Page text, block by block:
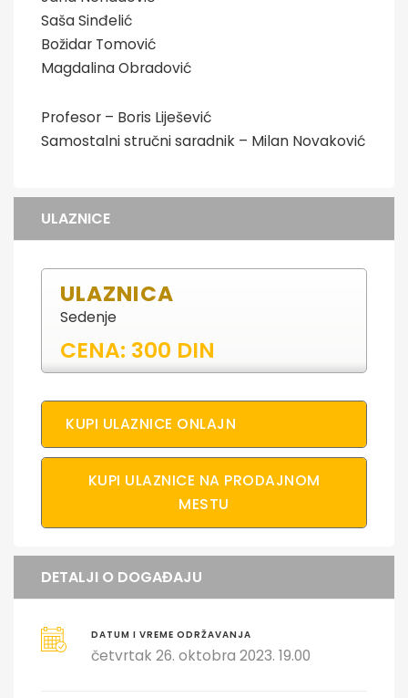
Saša Sinđelić
Božidar Tomović
Magdalina Obradović
Profesor – Boris Liješević
Samostalni stručni saradnik – Milan Novaković
ULAZNICE
ULAZNICA
Sedenje
CENA: 300 DIN
KUPI ULAZNICE ONLAJN
KUPI ULAZNICE NA PRODAJNOM
MESTU
DETALJI O DOGAĐAJU
DATUM I VREME ODRŽAVANJA
četvrtak 26. oktobra 2023. 19.00